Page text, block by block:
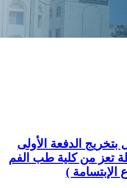
الدفعة الأولى
تعز من كلية طب الفم
الإبتسامة )